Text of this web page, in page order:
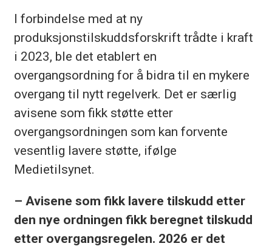
I forbindelse med at ny
produksjonstilskuddsforskrift trådte i kraft
i 2023, ble det etablert en
overgangsordning for å bidra til en mykere
overgang til nytt regelverk. Det er særlig
avisene som fikk støtte etter
overgangsordningen som kan forvente
vesentlig lavere støtte, ifølge
Medietilsynet.
– Avisene som fikk lavere tilskudd etter
den nye ordningen fikk beregnet tilskudd
etter overgangsregelen. 2026 er det